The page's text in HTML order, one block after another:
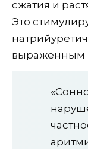
сжатия и
Это
выраженным